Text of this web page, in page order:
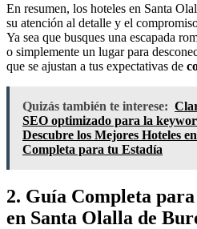
En resumen, los hoteles en Santa
su atención al detalle y el
Ya sea que busques una escapada
o simplemente un lugar para
que se ajustan a tus expectativas de
Quizás también te interese:
SEO optimizado para la
Descubre los Mejores Hoteles
Completa para tu Estadía
2. Guía Completa
en Santa Olalla de